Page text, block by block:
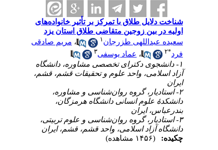
شناخت دلایل طلاق با تمرکز بر تأثیر خانواده‌های
اولیه در بین زوجین متقاضی طلاق استان یزد
سعیده عبداللهی طزرجان ۱ ،مریم صادقی
فرد
۲ ،عماد یوسفی
۱- دانشجوی دکترای تخصصی مشاوره، دانشگاه
آزاد اسلامی، واحد علوم و تحقیقات قشم، قشم،
ایران
۲- استادیار، گروه روان‌شناسی و مشاوره،
دانشکدهٔ علوم انسانی دانشگاه هرمزگان،
بندرعباس، ایران
۳- استادیار، گروه روان‌شناسی و علوم تربیتی،
دانشگاه آزاد اسلامی، واحد قشم، قشم، ایران
چکیده: